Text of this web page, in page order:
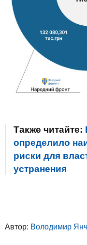
Также читайте:
определило
риски для
устранения
Автор: Володимир